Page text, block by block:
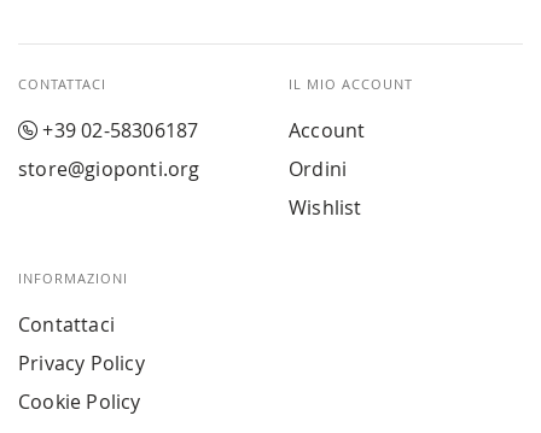
CONTATTACI
+39 02-58306187
store@gioponti.org
IL MIO ACCOUNT
Account
Ordini
Wishlist
INFORMAZIONI
Contattaci
Privacy Policy
Cookie Policy